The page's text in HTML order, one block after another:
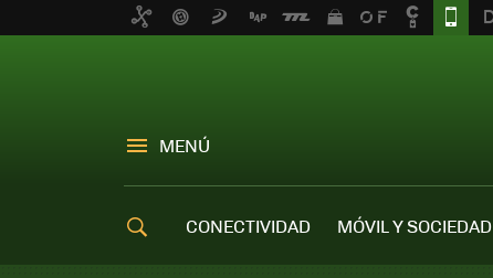
MENÚ
CONECTIVIDAD MÓVIL Y SOCIEDAD